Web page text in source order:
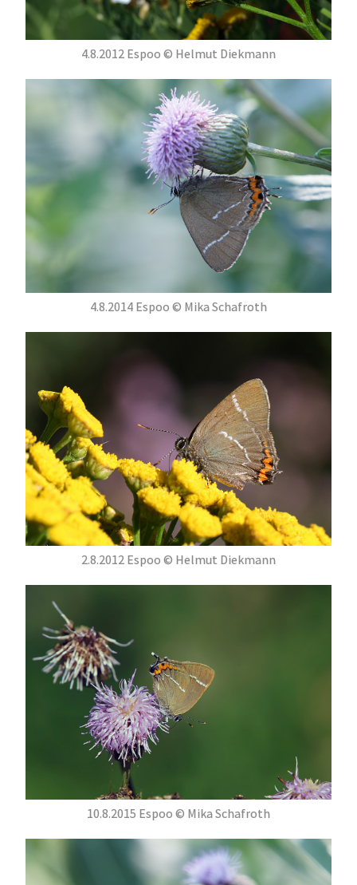
4.8.2012 Espoo © Helmut Diekmann
4.8.2014 Espoo © Mika Schafroth
2.8.2012 Espoo © Helmut Diekmann
10.8.2015 Espoo © Mika Schafroth